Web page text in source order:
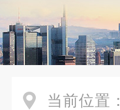
当前位置：